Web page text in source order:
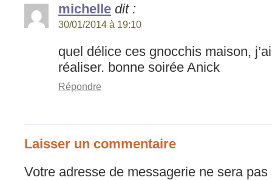
michelle dit :
30/01/2014 à 19:10
quel délice ces gnocchis maison,
réaliser. bonne soirée Anick
Répondre
Laisser un commentaire
Votre adresse de messagerie ne sera pas